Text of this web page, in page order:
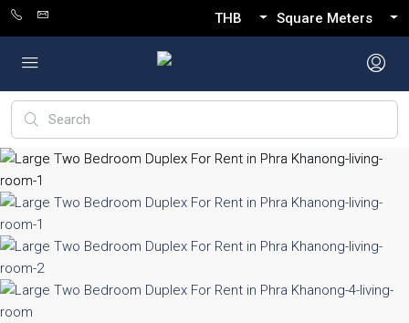
THB Square Meters